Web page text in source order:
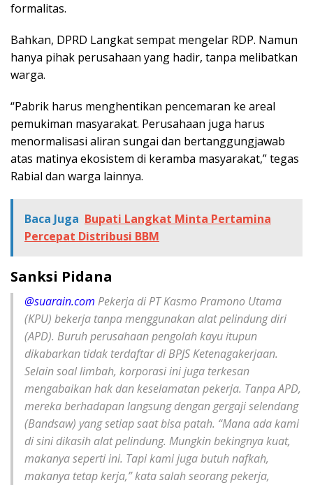
formalitas.
Bahkan, DPRD Langkat sempat mengelar RDP. Namun
hanya pihak perusahaan yang hadir, tanpa melibatkan
warga.
“Pabrik harus menghentikan pencemaran ke areal
pemukiman masyarakat. Perusahaan juga harus
menormalisasi aliran sungai dan bertanggungjawab
atas matinya ekosistem di keramba masyarakat,” tegas
Rabial dan warga lainnya.
Baca Juga Bupati Langkat Minta Pertamina
Percepat Distribusi BBM
Sanksi Pidana
@suarain.com Pekerja di PT Kasmo Pramono Utama
(KPU) bekerja tanpa menggunakan alat pelindung diri
(APD). Buruh perusahaan pengolah kayu itupun
dikabarkan tidak terdaftar di BPJS Ketenagakerjaan.
Selain soal limbah, korporasi ini juga terkesan
mengabaikan hak dan keselamatan pekerja. Tanpa APD,
mereka berhadapan langsung dengan gergaji selendang
(Bandsaw) yang setiap saat bisa patah. “Mana ada kami
di sini dikasih alat pelindung. Mungkin bekingnya kuat,
makanya seperti ini. Tapi kami juga butuh nafkah,
makanya tetap kerja,” kata salah seorang pekerja,